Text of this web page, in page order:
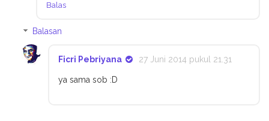
Balas
Balasan
Ficri Pebriyana 27 Juni 2014 pukul 21.31
ya sama sob :D